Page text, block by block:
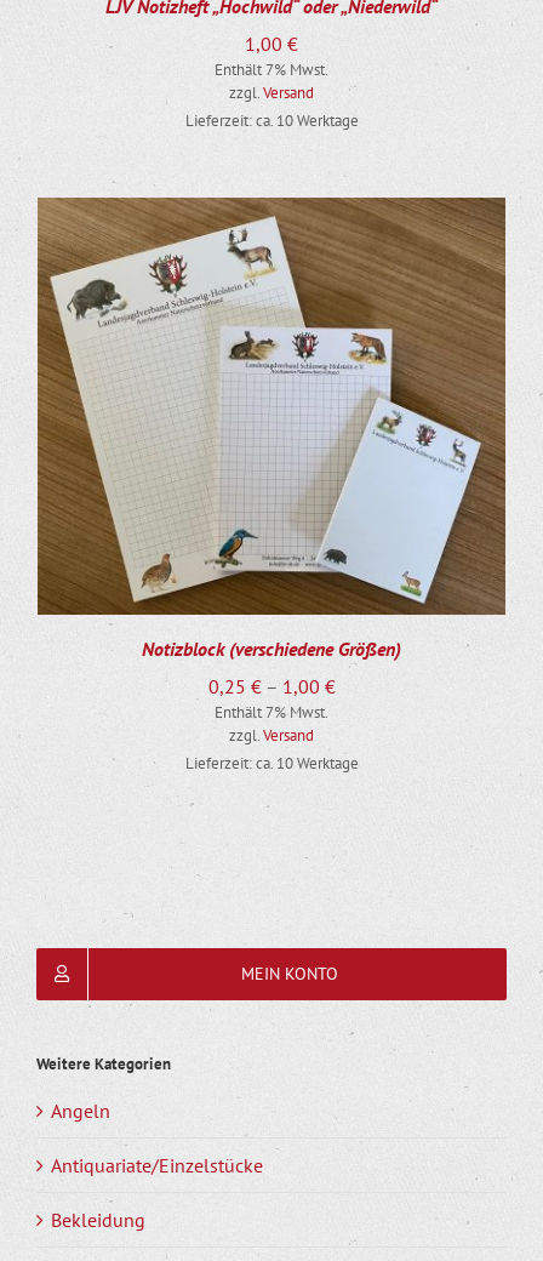
LJV Notizheft „Hochwild“ oder „Niederwild“
1,00 €
Enthält 7% Mwst.
zzgl.Versand
Lieferzeit: ca. 10 Werktage
Notizblock (verschiedene Größen)
0,25 € – 1,00 €Preisspanne:
1,00 €
Enthält 7% Mwst.
zzgl.Versand
Lieferzeit: ca. 10 Werktage
MEIN KONTO
Weitere Kategorien
Angeln
Antiquariate/Einzelstücke
Bekleidung